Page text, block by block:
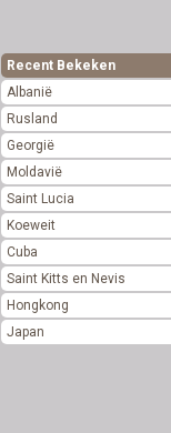
Recent Bekeken
Albanië
Rusland
Georgië
Moldavië
Saint Lucia
Koeweit
Cuba
Saint Kitts en Nevis
Hongkong
Japan